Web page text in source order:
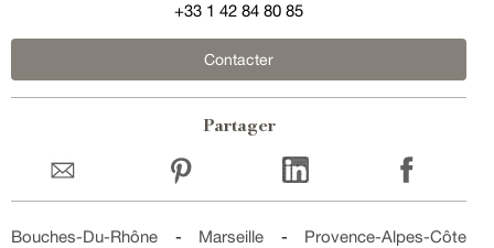
+33 1 42 84 80 85
Contacter
Partager
Bouches-Du-Rhône - Marseille - Provence-Alpes-Côte